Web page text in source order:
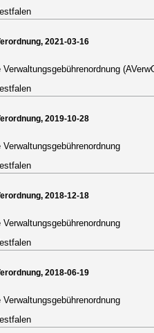
2021-03-16
2019-10-28
2018-12-18
2018-06-19